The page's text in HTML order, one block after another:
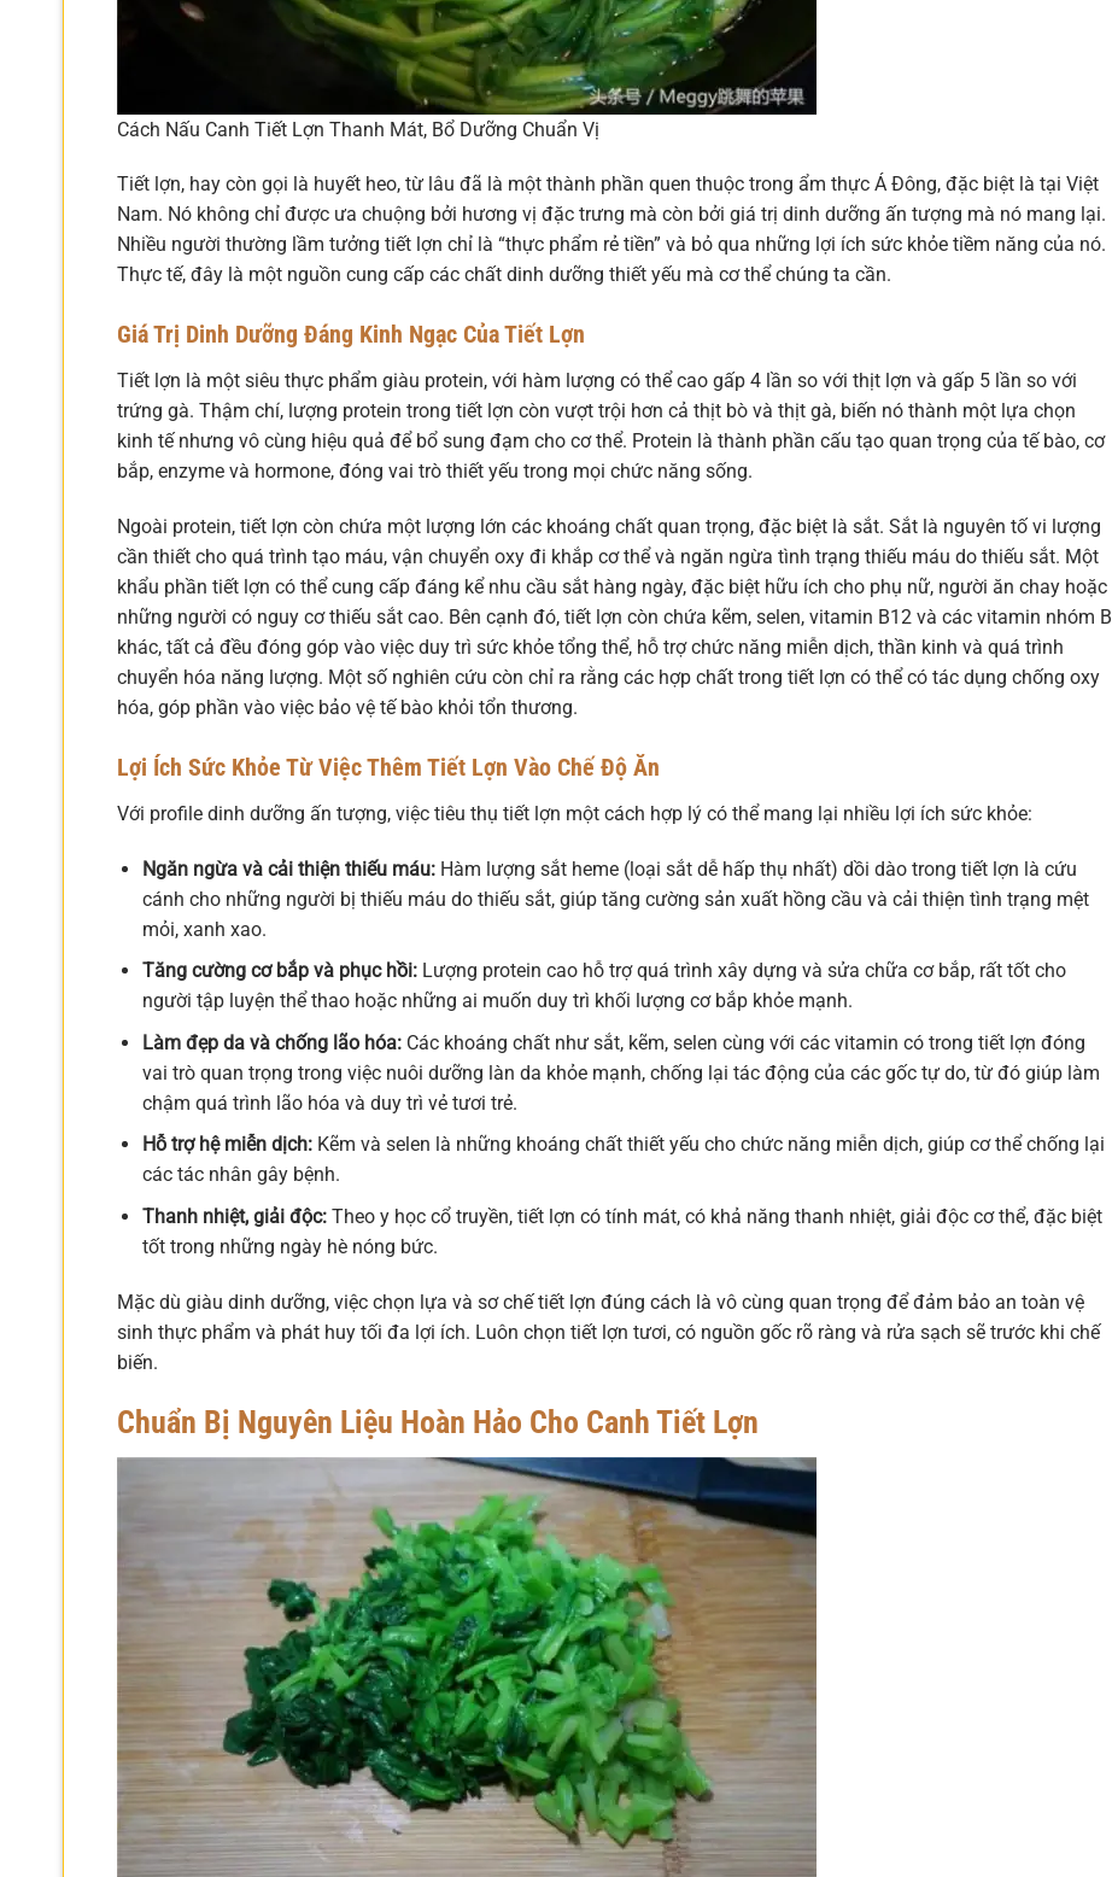
Cách Nấu Canh Tiết Lợn Thanh Mát, Bổ Dưỡng Chuẩn Vị
Tiết lợn, hay còn gọi là huyết heo, từ lâu đã là một thành phần quen thuộc trong ẩm thực Á Đông, đặc biệt là tại Việt
Nam. Nó không chỉ được ưa chuộng bởi hương vị đặc trưng mà còn bởi giá trị dinh dưỡng ấn tượng mà nó mang lại.
Nhiều người thường lầm tưởng tiết lợn chỉ là “thực phẩm rẻ tiền” và bỏ qua những lợi ích sức khỏe tiềm năng của nó.
Thực tế, đây là một nguồn cung cấp các chất dinh dưỡng thiết yếu mà cơ thể chúng ta cần.
Giá Trị Dinh Dưỡng Đáng Kinh Ngạc Của Tiết Lợn
Tiết lợn là một siêu thực phẩm giàu protein, với hàm lượng có thể cao gấp 4 lần so với thịt lợn và gấp 5 lần so với
trứng gà. Thậm chí, lượng protein trong tiết lợn còn vượt trội hơn cả thịt bò và thịt gà, biến nó thành một lựa chọn
kinh tế nhưng vô cùng hiệu quả để bổ sung đạm cho cơ thể. Protein là thành phần cấu tạo quan trọng của tế bào, cơ
bắp, enzyme và hormone, đóng vai trò thiết yếu trong mọi chức năng sống.
Ngoài protein, tiết lợn còn chứa một lượng lớn các khoáng chất quan trọng, đặc biệt là sắt. Sắt là nguyên tố vi lượng
cần thiết cho quá trình tạo máu, vận chuyển oxy đi khắp cơ thể và ngăn ngừa tình trạng thiếu máu do thiếu sắt. Một
khẩu phần tiết lợn có thể cung cấp đáng kể nhu cầu sắt hàng ngày, đặc biệt hữu ích cho phụ nữ, người ăn chay hoặc
những người có nguy cơ thiếu sắt cao. Bên cạnh đó, tiết lợn còn chứa kẽm, selen, vitamin B12 và các vitamin nhóm B
khác, tất cả đều đóng góp vào việc duy trì sức khỏe tổng thể, hỗ trợ chức năng miễn dịch, thần kinh và quá trình
chuyển hóa năng lượng. Một số nghiên cứu còn chỉ ra rằng các hợp chất trong tiết lợn có thể có tác dụng chống oxy
hóa, góp phần vào việc bảo vệ tế bào khỏi tổn thương.
Lợi Ích Sức Khỏe Từ Việc Thêm Tiết Lợn Vào Chế Độ Ăn
Với profile dinh dưỡng ấn tượng, việc tiêu thụ tiết lợn một cách hợp lý có thể mang lại nhiều lợi ích sức khỏe:
Ngăn ngừa và cải thiện thiếu máu:Hàm lượng sắt heme (loại sắt dễ hấp thụ nhất) dồi dào trong tiết lợn là cứu
cánh cho những người bị thiếu máu do thiếu sắt, giúp tăng cường sản xuất hồng cầu và cải thiện tình trạng mệt
mỏi, xanh xao.
Tăng cường cơ bắp và phục hồi:Lượng protein cao hỗ trợ quá trình xây dựng và sửa chữa cơ bắp, rất tốt cho
người tập luyện thể thao hoặc những ai muốn duy trì khối lượng cơ bắp khỏe mạnh.
Làm đẹp da và chống lão hóa:Các khoáng chất như sắt, kẽm, selen cùng với các vitamin có trong tiết lợn đóng
vai trò quan trọng trong việc nuôi dưỡng làn da khỏe mạnh, chống lại tác động của các gốc tự do, từ đó giúp làm
chậm quá trình lão hóa và duy trì vẻ tươi trẻ.
Hỗ trợ hệ miễn dịch:Kẽm và selen là những khoáng chất thiết yếu cho chức năng miễn dịch, giúp cơ thể chống lại
các tác nhân gây bệnh.
Thanh nhiệt, giải độc:Theo y học cổ truyền, tiết lợn có tính mát, có khả năng thanh nhiệt, giải độc cơ thể, đặc biệt
tốt trong những ngày hè nóng bức.
Mặc dù giàu dinh dưỡng, việc chọn lựa và sơ chế tiết lợn đúng cách là vô cùng quan trọng để đảm bảo an toàn vệ
sinh thực phẩm và phát huy tối đa lợi ích. Luôn chọn tiết lợn tươi, có nguồn gốc rõ ràng và rửa sạch sẽ trước khi chế
biến.
Chuẩn Bị Nguyên Liệu Hoàn Hảo Cho Canh Tiết Lợn